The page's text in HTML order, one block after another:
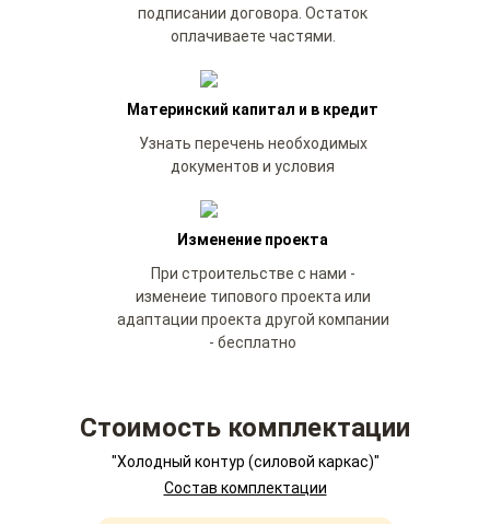
подписании договора. Остаток
оплачиваете частями.
Материнский капитал и в кредит
Узнать перечень необходимых
документов и условия
Изменение проекта
При строительстве с нами -
изменеие типового проекта или
адаптации проекта другой компании
- бесплатно
Стоимость комплектации
"Холодный контур (силовой каркас)"
Состав комплектации